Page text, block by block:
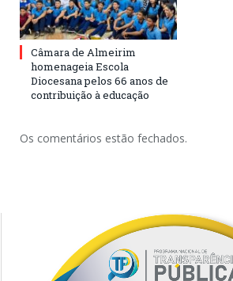
Câmara de Almeirim
homenageia Escola
Diocesana pelos 66 anos de
contribuição à educação
Os comentários estão fechados.